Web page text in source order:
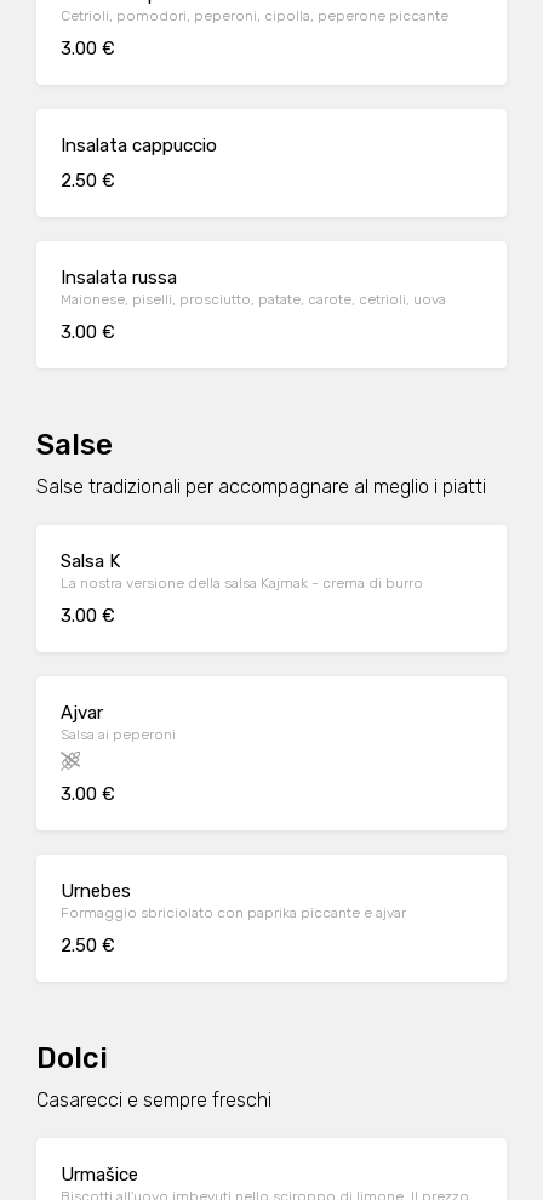
Cetrioli, pomodori, peperoni, cipolla, peperone piccante
3.00 €
Insalata cappuccio
2.50 €
Insalata russa
Maionese, piselli, prosciutto, patate, carote, cetrioli, uova
3.00 €
Salse
Salse tradizionali per accompagnare al meglio i piatti
Salsa K
La nostra versione della salsa Kajmak - crema di burro
3.00 €
Ajvar
Salsa ai peperoni
3.00 €
Urnebes
Formaggio sbriciolato con paprika piccante e ajvar
2.50 €
Dolci
Casarecci e sempre freschi
Urmašice
Biscotti all'uovo imbevuti nello sciroppo di limone. Il prezzo